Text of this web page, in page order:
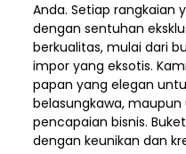
Anda. Setiap rangkaian
dengan sentuhan
berkualitas, mulai dari
impor yang eksotis.
papan yang elegan
belasungkawa,
pencapaian bisnis.
dengan keunikan dan